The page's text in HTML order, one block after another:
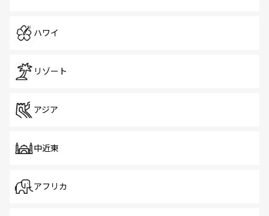
ハワイ
リゾート
アジア
中近東
アフリカ